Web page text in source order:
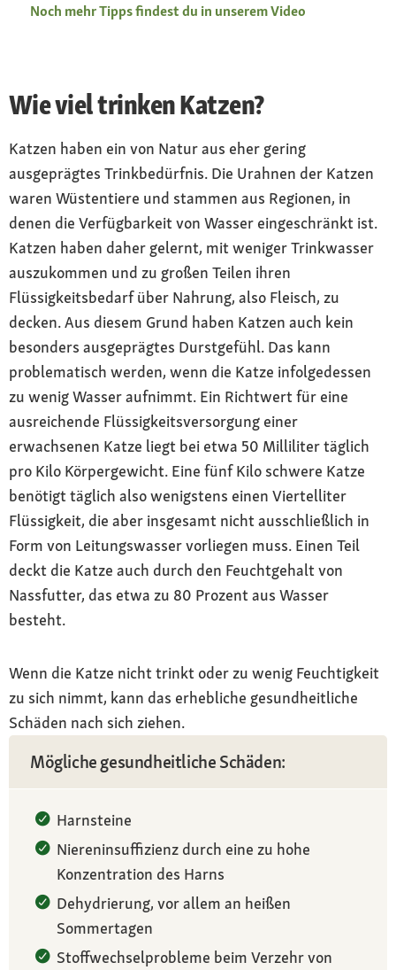
Noch mehr Tipps findest du in unserem Video
Wie viel trinken Katzen?
Katzen haben ein von Natur aus eher gering
ausgeprägtes Trinkbedürfnis. Die Urahnen der Katzen
waren Wüstentiere und stammen aus Regionen, in
denen die Verfügbarkeit von Wasser eingeschränkt ist.
Katzen haben daher gelernt, mit weniger Trinkwasser
auszukommen und zu großen Teilen ihren
Flüssigkeitsbedarf über Nahrung, also Fleisch, zu
decken. Aus diesem Grund haben Katzen auch kein
besonders ausgeprägtes Durstgefühl. Das kann
problematisch werden, wenn die Katze infolgedessen
zu wenig Wasser aufnimmt. Ein Richtwert für eine
ausreichende Flüssigkeitsversorgung einer
erwachsenen Katze liegt bei etwa 50 Milliliter täglich
pro Kilo Körpergewicht. Eine fünf Kilo schwere Katze
benötigt täglich also wenigstens einen Viertelliter
Flüssigkeit, die aber insgesamt nicht ausschließlich in
Form von Leitungswasser vorliegen muss. Einen Teil
deckt die Katze auch durch den Feuchtgehalt von
Nassfutter, das etwa zu 80 Prozent aus Wasser
besteht.
Wenn die Katze nicht trinkt oder zu wenig Feuchtigkeit
zu sich nimmt, kann das erhebliche gesundheitliche
Schäden nach sich ziehen.
Mögliche gesundheitliche Schäden:
Harnsteine
Niereninsuffizienz durch eine zu hohe
Konzentration des Harns
Dehydrierung, vor allem an heißen
Sommertagen
Stoffwechselprobleme beim Verzehr von